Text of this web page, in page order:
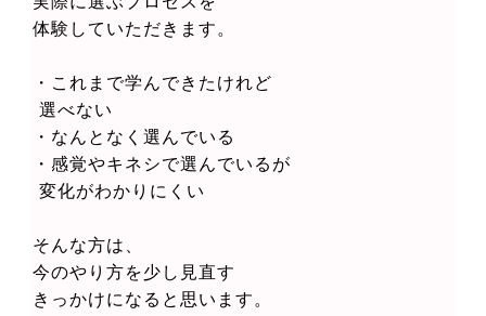
体験していただきます。
・これまで学んできたけれど
選べない
・なんとなく選んでいる
・感覚やキネシで選んでいるが
変化がわかりにくい
そんな方は、
今のやり方を少し見直す
きっかけになると思います。